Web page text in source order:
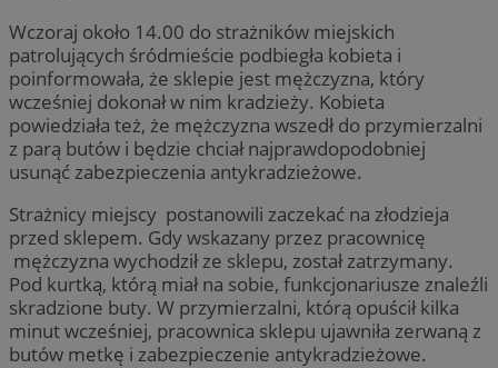
Wczoraj około 14.00 do strażników miejskich
patrolujących śródmieście podbiegła kobieta i
poinformowała, że sklepie jest mężczyzna, który
wcześniej dokonał w nim kradzieży. Kobieta
powiedziała też, że mężczyzna wszedł do przymierzalni
z parą butów i będzie chciał najprawdopodobniej
usunąć zabezpieczenia antykradzieżowe.
Strażnicy miejscy postanowili zaczekać na złodzieja
przed sklepem. Gdy wskazany przez pracownicę
mężczyzna wychodził ze sklepu, został zatrzymany.
Pod kurtką, którą miał na sobie, funkcjonariusze znaleźli
skradzione buty. W przymierzalni, którą opuścił kilka
minut wcześniej, pracownica sklepu ujawniła zerwaną z
butów metkę i zabezpieczenie antykradzieżowe.